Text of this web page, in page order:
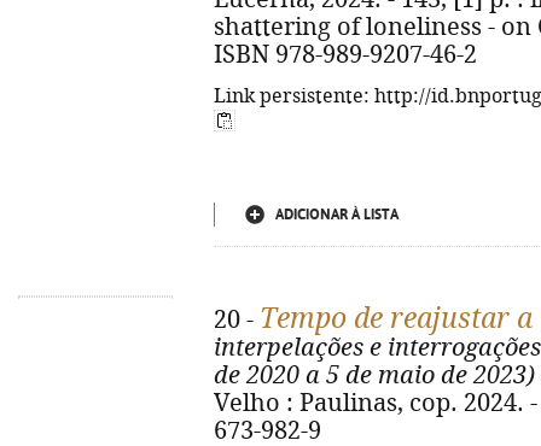
shattering of loneliness -
ISBN 978-989-9207-46-2
Link persistente: http://
ADICIONAR À LISTA
20 - Tempo de reajustar
interpelações e
de 2020 a 5 de maio de 2023)
Velho : Paulinas, cop. 2024.
673-982-9